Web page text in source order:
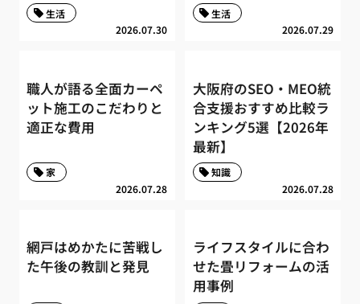
2026.07.30
生活
2026.07.29
生活
職人が語る全面カーペ
ット施工のこだわりと
適正な費用
2026.07.28
家
大阪府のSEO・MEO統
合支援おすすめ比較ラ
ンキング5選【2026年
最新】
2026.07.28
知識
網戸はめかたに苦戦し
た午後の教訓と発見
ライフスタイルに合わ
せた畳リフォームの活
用事例